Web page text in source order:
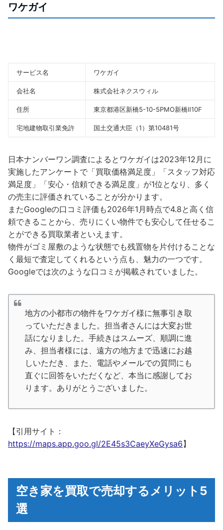
ワケガイ
サービス名 ワケガイ
会社名 株式会社ネクスウィル
住所 東京都港区新橋5-10-5PMO新橋Ⅱ10F
宅地建物取引業免許 国土交通大臣（1）第10481号
日本ナンバーワン調査によるとワケガイは2023年12月に
実施したアンケートで「買取価格満足度」「スタッフ対応
満足度」「安心・信頼できる満足度」が1位となり、多く
の売主に評価されていることが分かります。
またGoogleの口コミ評価も2026年1月時点で4.8と高く信
頼できることから、売りにくい物件でも安心して任せるこ
とができる買取業者といえます。
物件がゴミ屋敷のような状態でも残置物を片付けることな
く最短で査定してくれるという点も、魅力の一つです。
Googleでは次のような口コミが掲載されていました。
地方の小都市の物件をワケガイ様に無事引き取
っていただきました。担当者さんには大変お世
話になりました。手続きはスムーズ、順調に進
み、担当者様には、遠方の地方まで迅速にお越
しいただき、また、電話やメールでの質問にも
直ぐに回答をいただくなど、本当に感謝してお
ります。ありがとうございました。
【引用サイト：
https://maps.app.goo.gl/2E45s3CaeyXeGysa6】
空き家を買取で売却するメリット5
選